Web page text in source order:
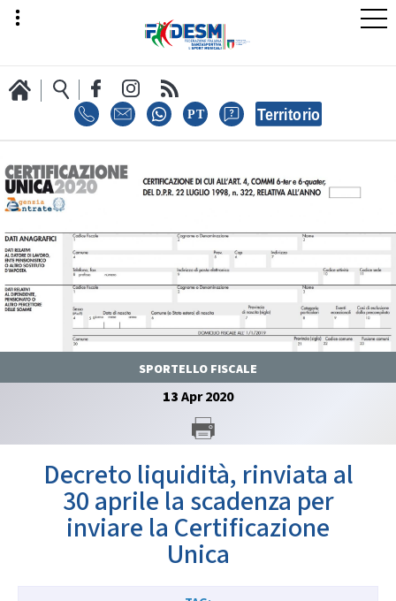
LA FEDERAZIONE
AREA SPORT
AREA TECNICA
GARE
SPORTELLO FISCALE
13Apr2020
Decreto liquidità, rinviata al
30 aprile la scadenza per
inviare la Certificazione
Unica